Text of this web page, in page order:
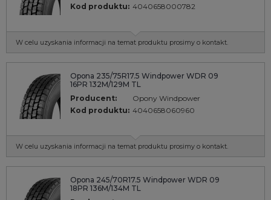
Kod produktu: 4040658000782
W celu uzyskania informacji na temat produktu prosimy o kontakt.
Opona 235/75R17.5 Windpower WDR 09
16PR 132M/129M TL
Producent:
Opony Windpower
Kod produktu: 4040658060960
W celu uzyskania informacji na temat produktu prosimy o kontakt.
Opona 245/70R17.5 Windpower WDR 09
18PR 136M/134M TL